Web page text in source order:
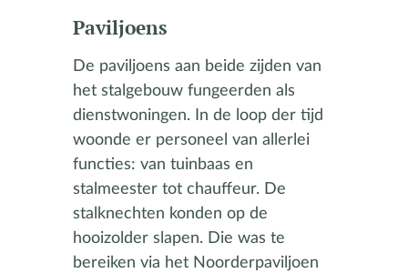
Paviljoens
De paviljoens aan beide zijden van
het stalgebouw fungeerden als
dienstwoningen. In de loop der tijd
woonde er personeel van allerlei
functies: van tuinbaas en
stalmeester tot chauffeur. De
stalknechten konden op de
hooizolder slapen. Die was te
bereiken via het Noorderpaviljoen